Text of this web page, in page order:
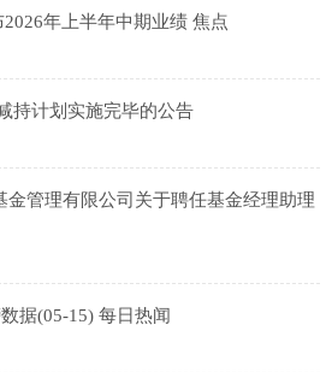
年上半年中期业绩 焦点
持计划实施完毕的公告
金管理有限公司关于聘任基金经理助理
据(05-15) 每日热闻